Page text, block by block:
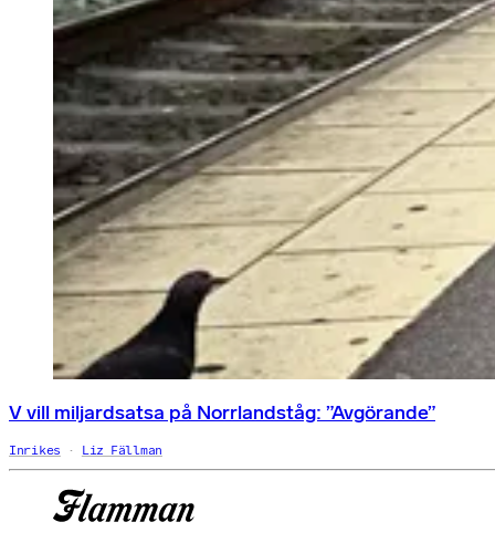
V vill miljardsatsa på Norrlandståg: ”Avgörande”
Inrikes Liz Fällman